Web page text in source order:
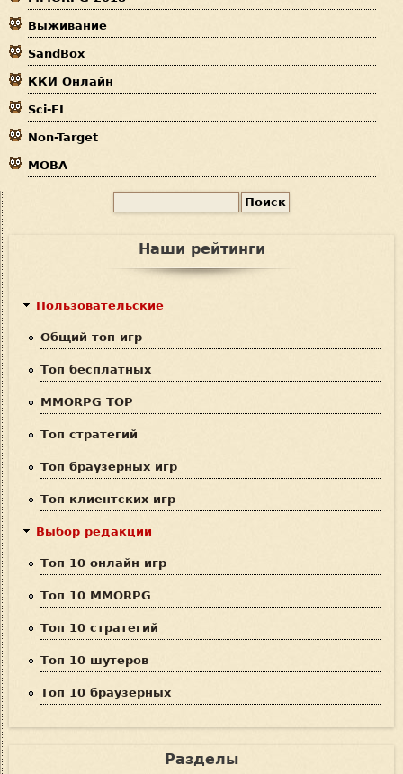
е
с
ь
Выживание
SandBox
ККИ Онлайн
Sci-FI
Non-Target
MOBA
Наши рейтинги
Пользовательские
Общий топ игр
Топ бесплатных
MMORPG TOP
Топ стратегий
Топ браузерных игр
Топ клиентских игр
Выбор редакции
Топ 10 онлайн игр
Топ 10 MMORPG
Топ 10 стратегий
Топ 10 шутеров
Топ 10 браузерных
Разделы